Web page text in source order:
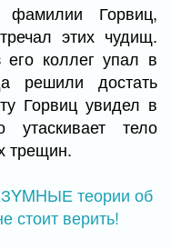
Горвиц,
этих чудищ.
его коллег упал в
решили достать
Горвиц увидел в
тело
трещин.